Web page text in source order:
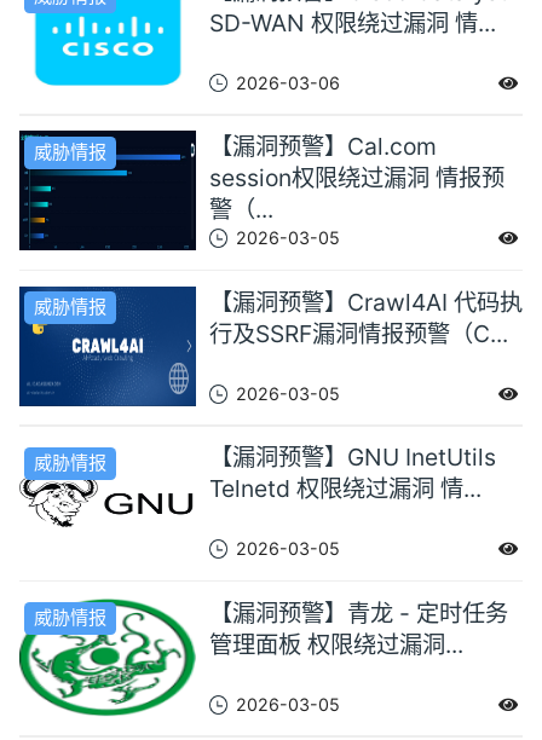
SD-WAN 权限绕过漏洞 情...
2026-03-06
威胁情报
【漏洞预警】Cal.com
session权限绕过漏洞 情报预
警（...
2026-03-05
威胁情报
【漏洞预警】Crawl4AI 代码执
行及SSRF漏洞情报预警（C...
2026-03-05
威胁情报
【漏洞预警】GNU InetUtils
Telnetd 权限绕过漏洞 情...
2026-03-05
威胁情报
【漏洞预警】青龙 - 定时任务
管理面板 权限绕过漏洞...
2026-03-05